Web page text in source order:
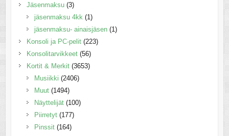
Jäsenmaksu (3)
jäsenmaksu 4kk (1)
jäsenmaksu- ainaisjäsen (1)
Konsoli ja PC-pelit (223)
Konsolitarvikkeet (56)
Kortit & Merkit (3653)
Musiikki (2406)
Muut (1494)
Näyttelijät (100)
Piirretyt (177)
Pinssit (164)